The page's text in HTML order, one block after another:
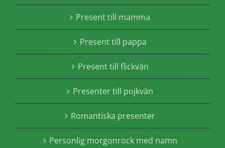
Present till mamma
Present till pappa
Present till flickvän
Presenter till pojkvän
Romantiska presenter
Personlig morgonrock med namn